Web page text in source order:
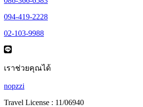
094-419-2228
02-103-9988
เราช่วยคุณได้
nopzzi
Travel License : 11/06940